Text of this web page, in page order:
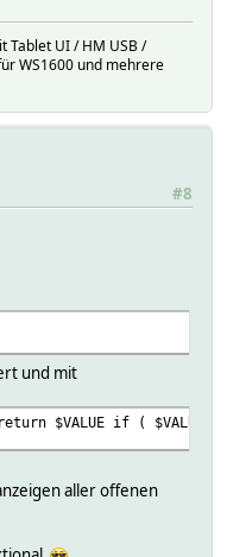
Tablet UI / HM USB /
WS1600 und mehrere
#8
und mit
$VALUE if (
aller offenen